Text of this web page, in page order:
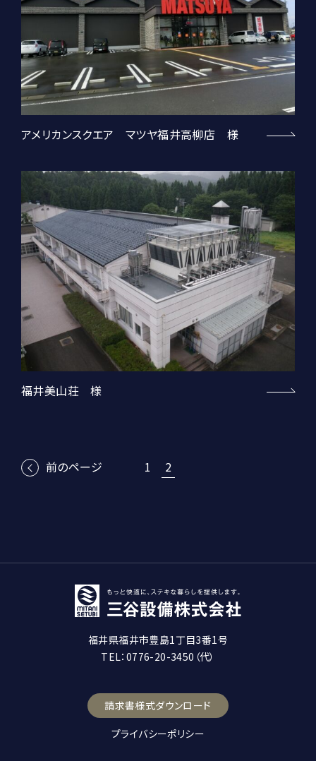
アメリカンスクエア マツヤ福井高柳店 様
福井美山荘 様
前のページ 1 2
福井県福井市豊島1丁目3番1号
TEL：0776-20-3450（代）
請求書様式ダウンロード
プライバシーポリシー